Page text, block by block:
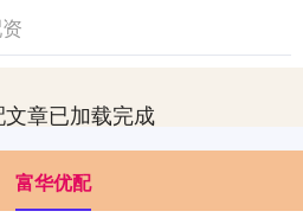
章已加载完成
富华优配